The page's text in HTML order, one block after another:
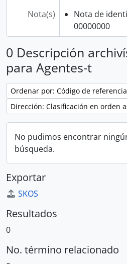
Nota(s)
Nota de
00000000
0 Descripción
para Agentes-t
Ordenar por: Código de referencia
Dirección: Clasificación en orden
No pudimos encontrar
búsqueda.
Exportar
SKOS
Resultados
0
No. término relacionado